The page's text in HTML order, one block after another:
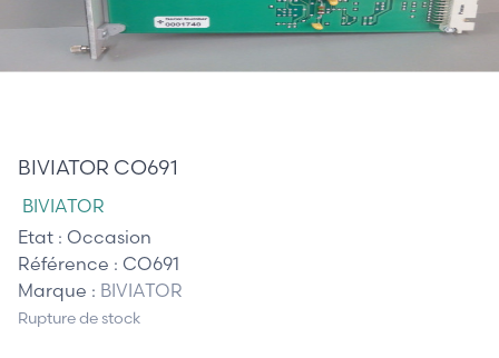
BIVIATOR CO691
BIVIATOR
Etat : Occasion
Référence : CO691
Marque : BIVIATOR
Rupture de stock